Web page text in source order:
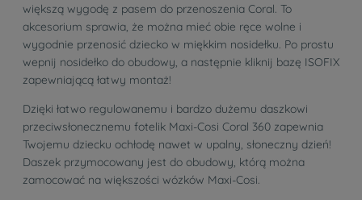
większą wygodę z pasem do przenoszenia Coral. To
akcesorium sprawia, że można mieć obie ręce wolne i
wygodnie przenosić dziecko w miękkim nosidełku. Po prostu
wepnij nosidełko do obudowy, a następnie kliknij bazę ISOFIX
zapewniającą łatwy montaż!
Dzięki łatwo regulowanemu i bardzo dużemu daszkowi
przeciwsłonecznemu fotelik Maxi-Cosi Coral 360 zapewnia
Twojemu dziecku ochłodę nawet w upalny, słoneczny dzień!
Daszek przymocowany jest do obudowy, którą można
zamocować na większości wózków Maxi-Cosi.